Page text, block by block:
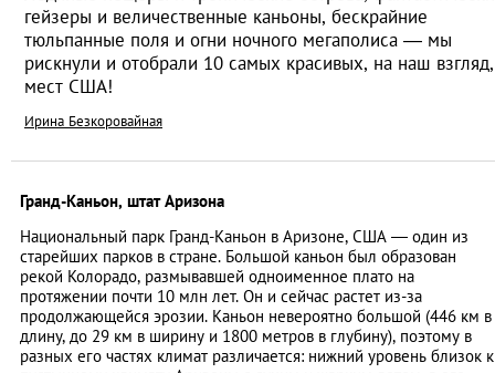
гейзеры и величественные каньоны, бескрайние
тюльпанные поля и огни ночного мегаполиса — мы
рискнули и отобрали 10 самых красивых, на наш взгляд,
мест США!
Ирина Безкоровайная
Гранд-Каньон, штат Аризона
Национальный парк Гранд-Каньон в Аризоне, США — один из
старейших парков в стране. Большой каньон был образован
рекой Колорадо, размывавшей одноименное плато на
протяжении почти 10 млн лет. Он и сейчас растет из-за
продолжающейся эрозии. Каньон невероятно большой (446 км в
длину, до 29 км в ширину и 1800 метров в глубину), поэтому в
разных его частях климат различается: нижний уровень близок к